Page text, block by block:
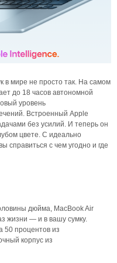
в мире не просто так. На самом
до 18 часов автономной
уровень
Встроенный Apple
без усилий. И теперь он
цвете. С идеально
справиться с чем угодно и где
дюйма, MacBook Air
жизни — и в вашу сумку.
50 процентов из
корпус из